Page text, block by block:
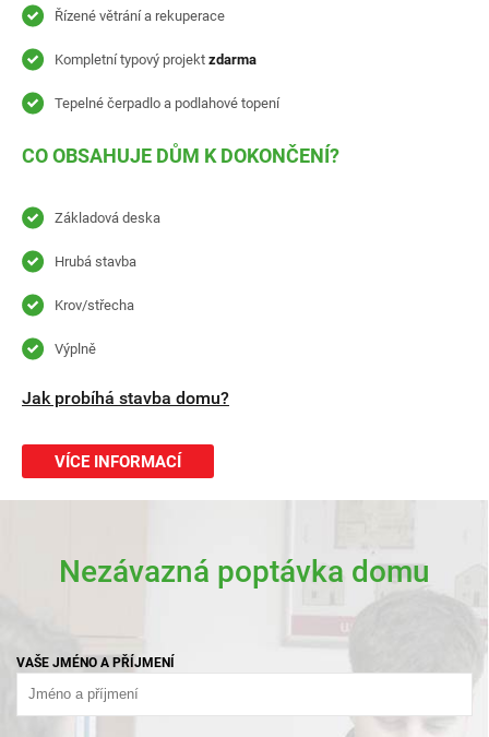
Řízené větrání a rekuperace
Kompletní typový projektzdarma
Tepelné čerpadlo a podlahové topení
CO OBSAHUJE DŮM K DOKONČENÍ?
Základová deska
Hrubá stavba
Krov/střecha
Výplně
Jak probíhá stavba domu?
VÍCE INFORMACÍ
Nezávazná poptávka domu
VAŠE JMÉNO A PŘÍJMENÍ